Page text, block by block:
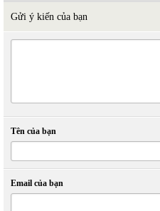
Gửi ý kiến của bạn
Tên của bạn
Email của bạn